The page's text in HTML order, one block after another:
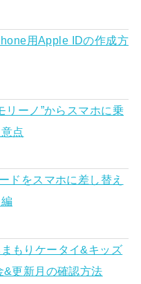
用Apple IDの作成方
リーノ”からスマホに乗
点
ドをスマホに差し替え
まもりケータイ&キッズ
&更新月の確認方法